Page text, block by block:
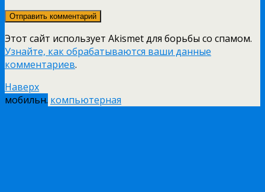
Этот сайт использует Akismet для борьбы со спамом.
Узнайте, как обрабатываются ваши данные
комментариев.
Наверх
мобильн. компьютерная